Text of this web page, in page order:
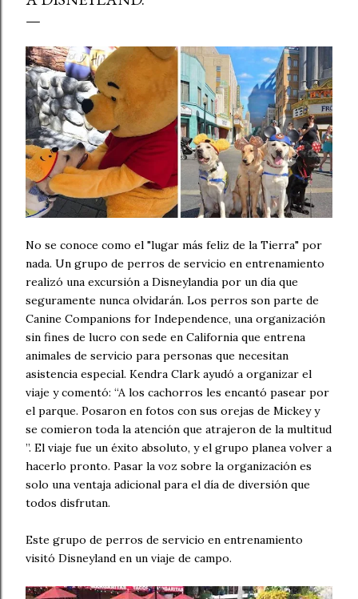
No se conoce como el "lugar más feliz de la Tierra" por
nada. Un grupo de perros de servicio en entrenamiento
realizó una excursión a Disneylandia por un día que
seguramente nunca olvidarán. Los perros son parte de
Canine Companions for Independence, una organización
sin fines de lucro con sede en California que entrena
animales de servicio para personas que necesitan
asistencia especial. Kendra Clark ayudó a organizar el
viaje y comentó: “A los cachorros les encantó pasear por
el parque. Posaron en fotos con sus orejas de Mickey y
se comieron toda la atención que atrajeron de la multitud
”. El viaje fue un éxito absoluto, y el grupo planea volver a
hacerlo pronto. Pasar la voz sobre la organización es
solo una ventaja adicional para el día de diversión que
todos disfrutan.
Este grupo de perros de servicio en entrenamiento
visitó Disneyland en un viaje de campo.